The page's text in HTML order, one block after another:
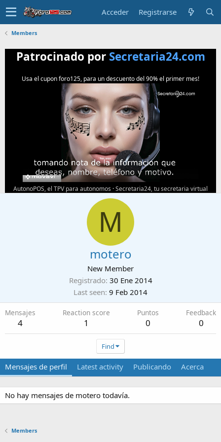
Acceder Registrarse
Members
Patrocinado por Secretaria24.com
Usa el cupon foro125, para un descuento del 90% el primer mes!
AutonoPOS, el TPV para autonomos ·Secretaria24, tu secretaria virtual
M
motero
New Member
Registrado 30 Ene 2014
Last seen 9 Feb 2014
Mensajes
4
Reaction score
1
Puntos
0
Feedback
0
Find
Mensajes de perfil Latest activity Publicando Acerca
No hay mensajes de motero todavía.
Members